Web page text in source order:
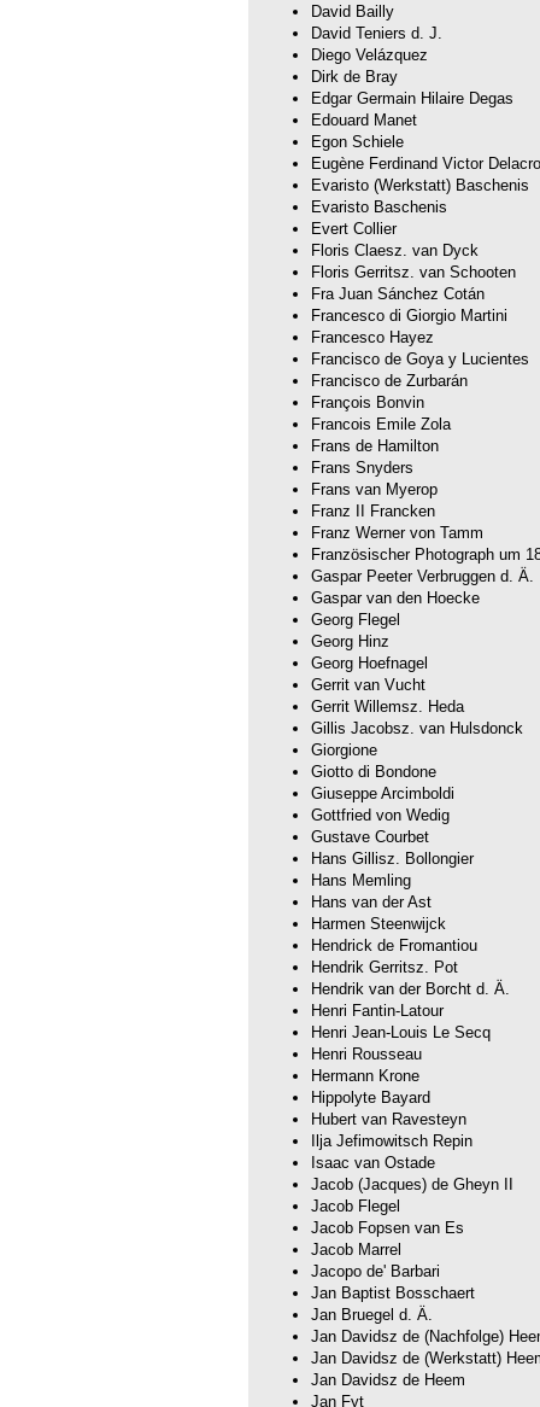
David Bailly
David Teniers d. J.
Diego Velázquez
Dirk de Bray
Edgar Germain Hilaire Degas
Edouard Manet
Egon Schiele
Eugène Ferdinand Victor
Evaristo (Werkstatt) Baschenis
Evaristo Baschenis
Evert Collier
Floris Claesz. van Dyck
Floris Gerritsz. van Schooten
Fra Juan Sánchez Cotán
Francesco di Giorgio Martini
Francesco Hayez
Francisco de Goya y Lucientes
Francisco de Zurbarán
François Bonvin
Francois Emile Zola
Frans de Hamilton
Frans Snyders
Frans van Myerop
Franz II Francken
Franz Werner von Tamm
Französischer Photograph um
Gaspar Peeter Verbruggen d. Ä.
Gaspar van den Hoecke
Georg Flegel
Georg Hinz
Georg Hoefnagel
Gerrit van Vucht
Gerrit Willemsz. Heda
Gillis Jacobsz. van Hulsdonck
Giorgione
Giotto di Bondone
Giuseppe Arcimboldi
Gottfried von Wedig
Gustave Courbet
Hans Gillisz. Bollongier
Hans Memling
Hans van der Ast
Harmen Steenwijck
Hendrick de Fromantiou
Hendrik Gerritsz. Pot
Hendrik van der Borcht d. Ä.
Henri Fantin-Latour
Henri Jean-Louis Le Secq
Henri Rousseau
Hermann Krone
Hippolyte Bayard
Hubert van Ravesteyn
Ilja Jefimowitsch Repin
Isaac van Ostade
Jacob (Jacques) de Gheyn II
Jacob Flegel
Jacob Fopsen van Es
Jacob Marrel
Jacopo de' Barbari
Jan Baptist Bosschaert
Jan Bruegel d. Ä.
Jan Davidsz de (Nachfolge)
Jan Davidsz de (Werkstatt)
Jan Davidsz de Heem
Jan Fyt